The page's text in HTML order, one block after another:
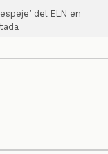
del ELN en